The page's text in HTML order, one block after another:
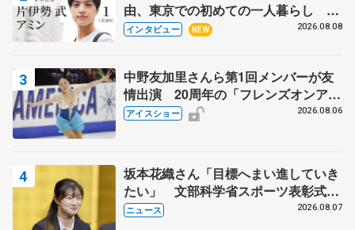
由、東京での初めての一人暮らし 注
目スケーターの「今」に迫る
インタビュー NEW 2026.08.08
中野友加里さんら第1回メンバーが友
情出演 20周年の「フレンズオンアイ
ス」 宮本賢二さん、有川梨絵さん、
アイスショー 2026.08.06
坂本花織さん「目標へまい進していき
たい」 文部科学省スポーツ表彰式で
代表謝辞
ニュース 2026.08.07